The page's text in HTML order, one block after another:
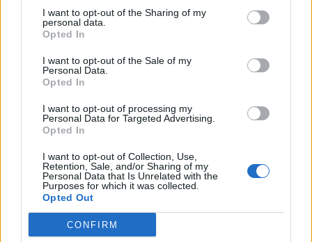
I want to opt-out of the Sharing of my
personal data.
Opted In
I want to opt-out of the Sale of my
Personal Data.
Opted In
I want to opt-out of processing my
Personal Data for Targeted Advertising.
Opted In
I want to opt-out of Collection, Use,
Retention, Sale, and/or Sharing of my
Personal Data that Is Unrelated with the
Purposes for which it was collected.
Opted Out
CONFIRM
ingatlanalapoknál tehát ha lassan is, de
egyértelműen megindult a tőkebeáramlás . Ez rá is
fér a kategóriára, amely augusztussal bezárólag
idén eddig még 66 milliárdos mínuszban a nettó
értékesítést tekintve, de folyamatosan dolgozza le
A lenti ábra alapjáneddig a részvényalapok
gyűjtötték a legtöbb pénzt
hozamban még van mit ledolgozni a tavaszi
lejtmenet után. Nem sokkal maradnak le a